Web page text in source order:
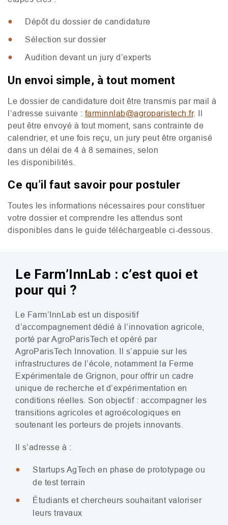
Dépôt du dossier de candidature
Sélection sur dossier
Audition devant un jury d’experts
Un envoi simple, à tout moment
Le dossier de candidature doit être transmis par mail à
l’adresse suivante : farminnlab@agroparistech.fr. Il
peut être envoyé à tout moment, sans contrainte de
calendrier, et une fois reçu, un jury peut être organisé
dans un délai de 4 à 8 semaines, selon
les disponibilités.
Ce qu’il faut savoir pour postuler
Toutes les informations nécessaires pour constituer
votre dossier et comprendre les attendus sont
disponibles dans le guide téléchargeable ci-dessous.
Le Farm’InnLab : c’est quoi et
pour qui ?
Le Farm’InnLab est un dispositif
d’accompagnement dédié à l’innovation agricole,
porté par AgroParisTech et opéré par
AgroParisTech Innovation. Il s’appuie sur les
infrastructures de l’école, notamment la Ferme
Expérimentale de Grignon, pour offrir un cadre
unique de recherche et d’expérimentation en
conditions réelles. Son objectif : accompagner les
transitions agricoles et agroécologiques en
soutenant les porteurs de projets innovants.
Il s’adresse à :
Startups AgTech en phase de prototypage ou
de test terrain
Étudiants et chercheurs souhaitant valoriser
leurs travaux